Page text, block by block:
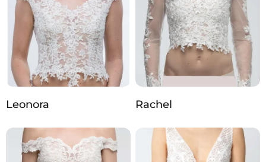
Leonora Rachel